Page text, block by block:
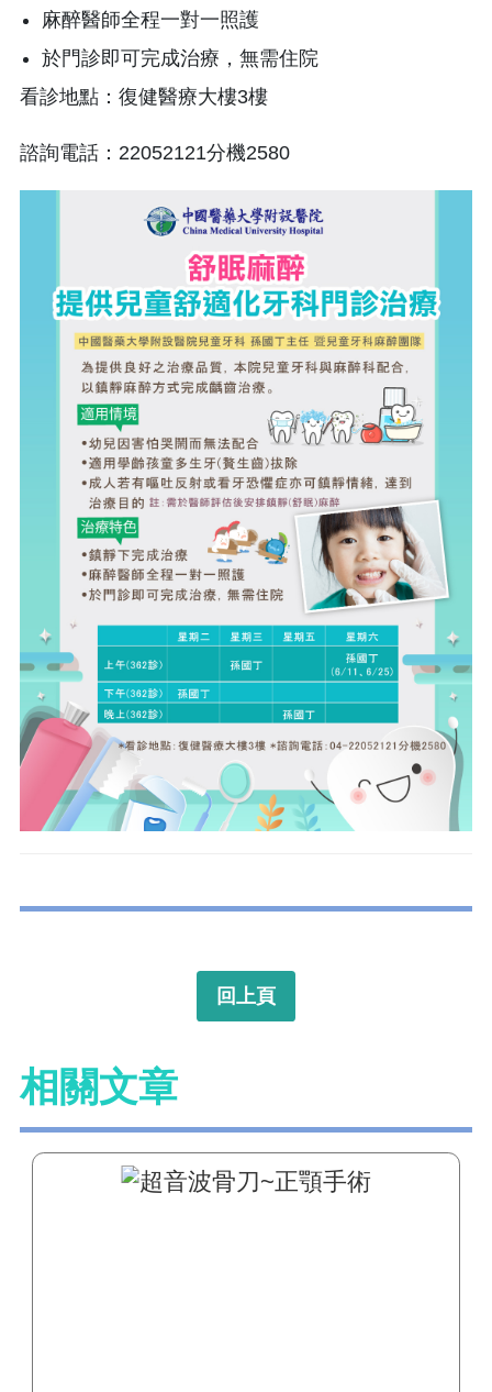
麻醉醫師全程一對一照護
於門診即可完成治療，無需住院
看診地點：復健醫療大樓3樓
諮詢電話：22052121分機2580
回上頁
相關文章